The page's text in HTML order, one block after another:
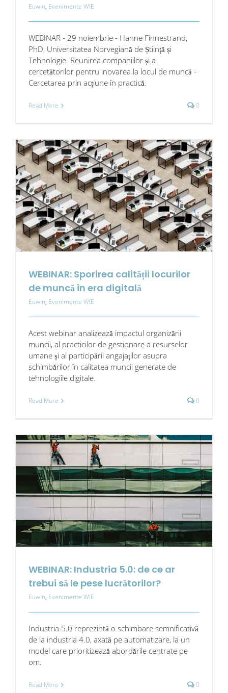
Euwin, Evenimente WIE
WEBINAR - 29 noiembrie - Hanne Finnestrand,
PhD, Universitatea Norvegiană de Știință și
Tehnologie. Reunirea companiilor și a
cercetătorilor pentru inovarea la locul de muncă -
Cercetarea prin acțiune în practică.
Read More 0
WEBINAR: Sporirea calității locurilor
de muncă în era digitală
Euwin, Evenimente WIE
Acest webinar analizează impactul organizării
muncii, al practicilor de gestionare a resurselor
umane și al participării angajaților asupra
schimbărilor în calitatea muncii generate de
tehnologiile digitale.
Read More 0
WEBINAR: Industria 5.0: de ce ar
trebui să le pese lucrătorilor?
Euwin, Evenimente WIE
Industria 5.0 reprezintă o schimbare semnificativă
de la industria 4.0, axată pe automatizare, la un
model care prioritizează abordările centrate pe
om.
Read More 0